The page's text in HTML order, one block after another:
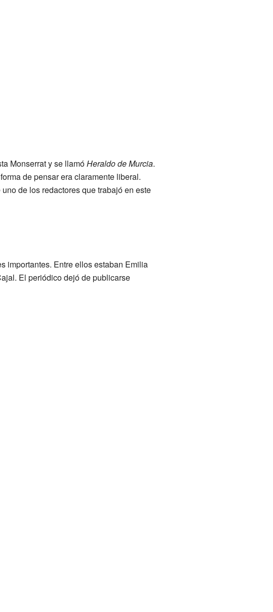
Monserrat y se llamóHeraldo de Murcia.
de pensar era claramente liberal.
de los redactores que trabajó en este
importantes. Entre ellos estaban Emilia
El periódico dejó de publicarse